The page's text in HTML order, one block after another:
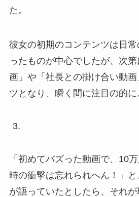
た。
彼女の初期のコンテンツは日
ったものが中心でしたが、次
画」や「社長との掛け合い動
ツとなり、瞬く間に注目の的に
「初めてバズった動画で、10
時の衝撃は忘れられへん！」
が語っていたとしたら、それ